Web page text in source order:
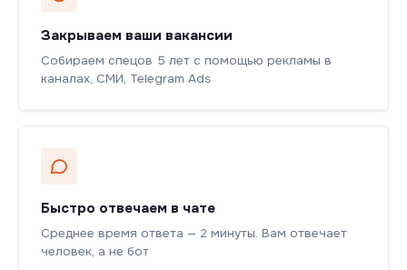
Закрываем ваши вакансии
Собираем спецов 5 лет с помощью рекламы в
каналах, СМИ, Telegram Ads
Быстро отвечаем в чате
Среднее время ответа — 2 минуты. Вам отвечает
человек, а не бот